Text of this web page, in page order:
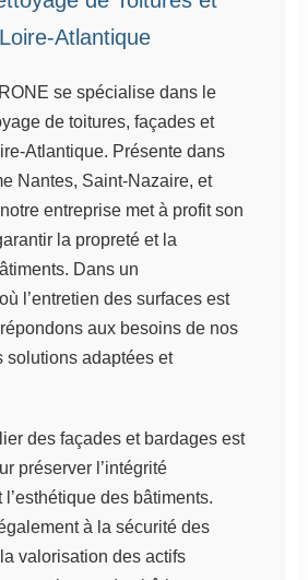
Atlantique
se spécialise dans le
de toitures, façades et
Atlantique. Présente dans
Nantes, Saint-Nazaire, et
entreprise met à profit son
la propreté et la
Dans un
l’entretien des surfaces est
aux besoins de nos
solutions adaptées et
des façades et bardages est
préserver l’intégrité
des bâtiments.
à la sécurité des
valorisation des actifs